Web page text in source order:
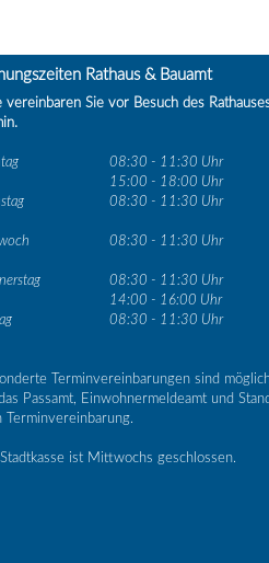
Rathaus & Bauamt
vereinbaren Sie vor Besuch des
08:30 - 11:30 Uhr
15:00 - 18:00 Uhr
08:30 - 11:30 Uhr
08:30 - 11:30 Uhr
08:30 - 11:30 Uhr
14:00 - 16:00 Uhr
08:30 - 11:30 Uhr
Terminvereinbarungen sind
Passamt, Einwohnermeldeamt und
Terminvereinbarung.
Stadtkasse ist Mittwochs geschlossen.